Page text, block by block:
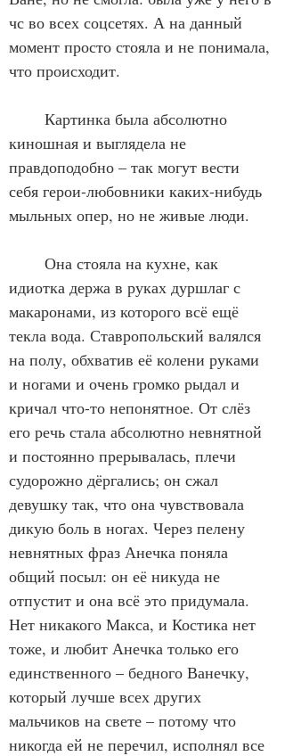
чс во всех соцсетях. А на данный
момент просто стояла и не понимала,
что происходит.
киношная и выглядела не
правдоподобно – так могут вести
себя герои-любовники каких-нибудь
мыльных опер, но не живые люди.
идиотка держа в руках дуршлаг с
макаронами, из которого всё ещё
текла вода. Ставропольский валялся
на полу, обхватив её колени руками
и ногами и очень громко рыдал и
кричал что-то непонятное. От слёз
его речь стала абсолютно невнятной
и постоянно прерывалась, плечи
судорожно дёргались; он сжал
девушку так, что она чувствовала
дикую боль в ногах. Через пелену
невнятных фраз Анечка поняла
общий посыл: он её никуда не
отпустит и она всё это придумала.
Нет никакого Макса, и Костика нет
тоже, и любит Анечка только его
единственного – бедного Ванечку,
который лучше всех других
мальчиков на свете – потому что
никогда ей не перечил, исполнял все